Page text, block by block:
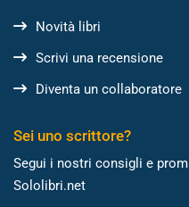
Novità libri
Scrivi una recensione
Diventa un collaboratore
Sei uno scrittore?
Segui i nostri consigli e
Sololibri.net